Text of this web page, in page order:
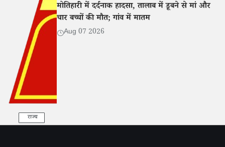
राज्य
मोतिहारी में दर्दनाक हादसा, तालाब में डूबने से मां और
चार बच्चों की मौत; गांव में मातम
Aug 07 2026